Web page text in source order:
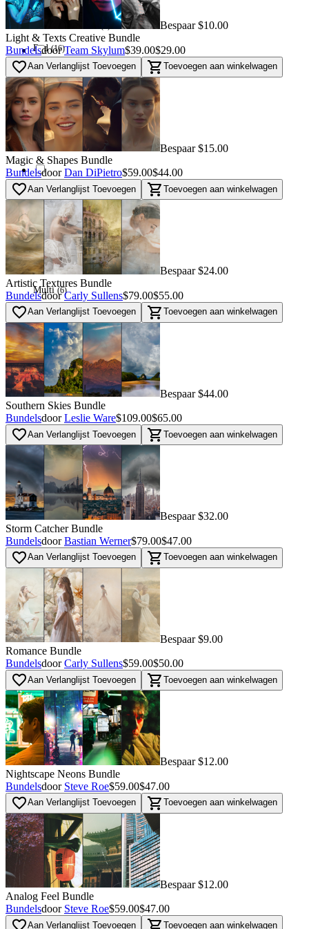
Red (16)
Orange
Blue
Navi (87)
Green (32)
Multi (6)
Used - Excellent
Used - Good
Used - Fair
Bespaar $10.00
Light & Texts Creative Bundle
Bundelsdoor Team Skylum$39.00$29.00
favorite_borderAan Verlanglijst Toevoegen shopping_cart Toevoegen aan winkelwagen
Bespaar $15.00
Magic & Shapes Bundle
Bundelsdoor Dan DiPietro$59.00$44.00
favorite_borderAan Verlanglijst Toevoegen shopping_cart Toevoegen aan winkelwagen
Bespaar $24.00
Artistic Textures Bundle
Bundelsdoor Carly Sullens$79.00$55.00
favorite_borderAan Verlanglijst Toevoegen shopping_cart Toevoegen aan winkelwagen
Bespaar $44.00
Southern Skies Bundle
Bundelsdoor Leslie Ware$109.00$65.00
favorite_borderAan Verlanglijst Toevoegen shopping_cart Toevoegen aan winkelwagen
Bespaar $32.00
Storm Catcher Bundle
Bundelsdoor Bastian Werner$79.00$47.00
favorite_borderAan Verlanglijst Toevoegen shopping_cart Toevoegen aan winkelwagen
Bespaar $9.00
Romance Bundle
Bundelsdoor Carly Sullens$59.00$50.00
favorite_borderAan Verlanglijst Toevoegen shopping_cart Toevoegen aan winkelwagen
Bespaar $12.00
Nightscape Neons Bundle
Bundelsdoor Steve Roe$59.00$47.00
favorite_borderAan Verlanglijst Toevoegen shopping_cart Toevoegen aan winkelwagen
Bespaar $12.00
Analog Feel Bundle
Bundelsdoor Steve Roe$59.00$47.00
Aan Verlanglijst Toevoegen Toevoegen aan winkelwagen